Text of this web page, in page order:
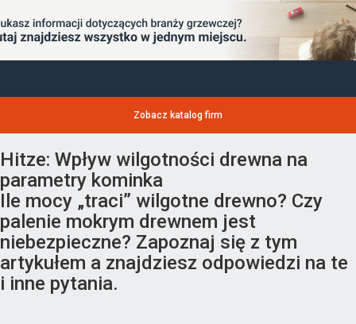
Zobacz katalog firm
Hitze: Wpływ wilgotności drewna na
parametry kominka
Ile mocy „traci” wilgotne drewno? Czy
palenie mokrym drewnem jest
niebezpieczne? Zapoznaj się z tym
artykułem a znajdziesz odpowiedzi na te
i inne pytania.